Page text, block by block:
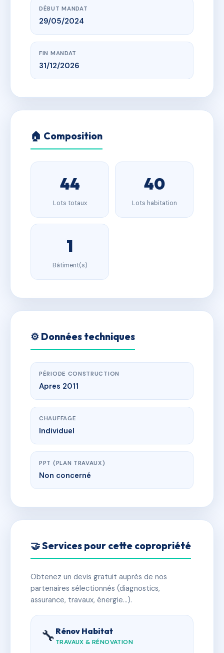
DÉBUT MANDAT
29/05/2024
FIN MANDAT
31/12/2026
🏠 Composition
44
Lots totaux
40
Lots habitation
1
Bâtiment(s)
⚙️ Données techniques
PÉRIODE CONSTRUCTION
Apres 2011
CHAUFFAGE
Individuel
PPT (PLAN TRAVAUX)
Non concerné
🤝 Services pour cette copropriété
Obtenez un devis gratuit auprès de nos
partenaires sélectionnés (diagnostics,
assurance, travaux, énergie…).
🔧 Rénov Habitat
TRAVAUX & RÉNOVATION